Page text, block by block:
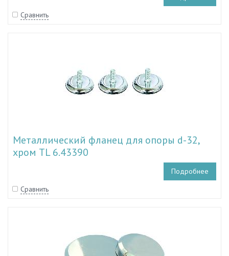
Сравнить
Металлический фланец для опоры d-32,
хром TL 6.43390
Подробнее
Сравнить